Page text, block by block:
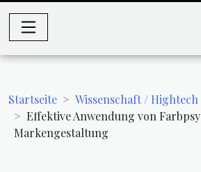
Startseite
Wissenschaft / Hightech
Effektive Anwendung von
Markengestaltung